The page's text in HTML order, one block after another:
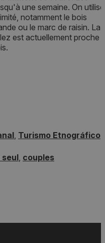
une semaine. On utilise
notamment le bois
ou le marc de raisin. La
est actuellement proche
, Turismo Etnográfico
seul, couples